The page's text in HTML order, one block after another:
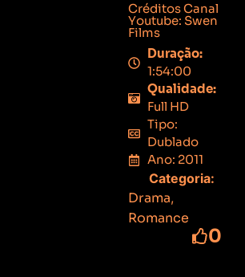
Créditos Canal
Youtube: Swen
Films
Duração:
1:54:00
Qualidade:
Full HD
Tipo:
Dublado
Ano: 2011
Categoria:
Drama,
Romance
0